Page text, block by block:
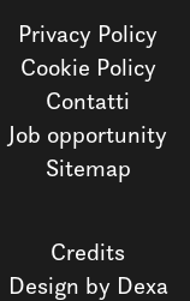
Privacy Policy
Cookie Policy
Contatti
Job opportunity
Sitemap
Credits
Design by Dexa